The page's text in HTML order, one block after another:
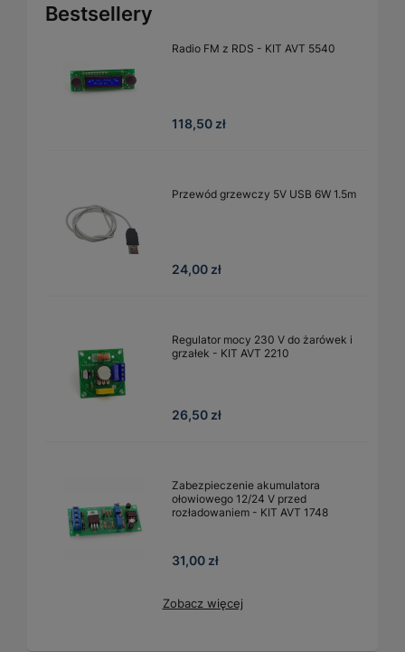
Bestsellery
Radio FM z RDS - KIT AVT 5540
118,50 zł
Przewód grzewczy 5V USB 6W 1.5m
24,00 zł
Regulator mocy 230 V do żarówek i
grzałek - KIT AVT 2210
26,50 zł
Zabezpieczenie akumulatora
ołowiowego 12/24 V przed
rozładowaniem - KIT AVT 1748
31,00 zł
Zobacz więcej